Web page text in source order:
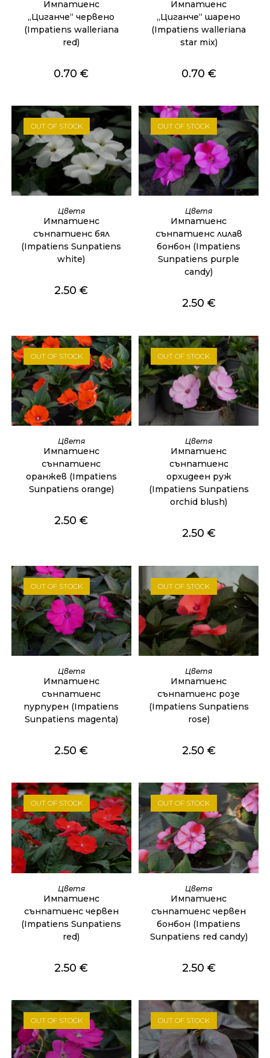
Импатиенс
„Циганче“ червено
(Impatiens walleriana
red)
0.70€
Импатиенс
„Циганче“ шарено
(Impatiens walleriana
star mix)
0.70 €
OUT OF STOCK
ОЩЕ
Цветя
Импатиенс
сънпатиенс бял
(Impatiens Sunpatiens
white)
2.50€
OUT OF STOCK
ОЩЕ
Цветя
Импатиенс
сънпатиенс лилав
бонбон (Impatiens
Sunpatiens purple
candy)
2.50 €
OUT OF STOCK
ОЩЕ
Цветя
Импатиенс
сънпатиенс
оранжев (Impatiens
Sunpatiens orange)
2.50€
OUT OF STOCK
ОЩЕ
Цветя
Импатиенс
сънпатиенс
орхидеен руж
(Impatiens Sunpatiens
orchid blush)
2.50 €
OUT OF STOCK
ОЩЕ
Цветя
Импатиенс
сънпатиенс
пурпурен (Impatiens
Sunpatiens magenta)
2.50€
OUT OF STOCK
ОЩЕ
Цветя
Импатиенс
сънпатиенс розе
(Impatiens Sunpatiens
rose)
2.50 €
OUT OF STOCK
ОЩЕ
Цветя
Импатиенс
сънпатиенс червен
(Impatiens Sunpatiens
red)
2.50€
OUT OF STOCK
ОЩЕ
Цветя
Импатиенс
сънпатиенс червен
бонбон (Impatiens
Sunpatiens red candy)
2.50 €
OUT OF STOCK OUT OF STOCK